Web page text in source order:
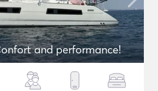
and performance!